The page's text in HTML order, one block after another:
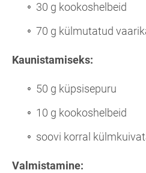
30 g kookoshelbeid
70 g külmutatud
Kaunistamiseks:
50 g küpsisepuru
10 g kookoshelbeid
soovi korral
Valmistamine: